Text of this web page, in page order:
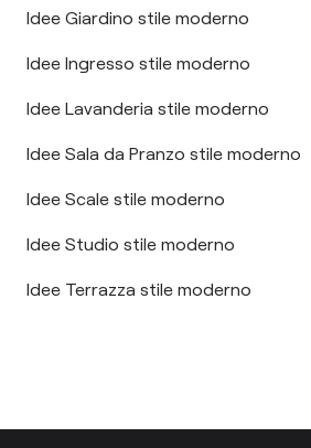
Idee Giardino stile moderno
Idee Ingresso stile moderno
Idee Lavanderia stile moderno
Idee Sala da Pranzo stile moderno
Idee Scale stile moderno
Idee Studio stile moderno
Idee Terrazza stile moderno